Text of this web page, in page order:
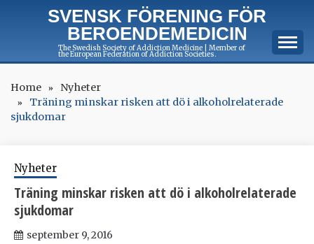
SVENSK FÖRENING FÖR
BEROENDEMEDICIN
The Swedish Society of Addiction Medicine | Member of
the European Federation of Addiction Societies.
Home
Nyheter
Träning minskar risken att dö i alkoholrelaterade
sjukdomar
Nyheter
Träning minskar risken att dö i alkoholrelaterade
sjukdomar
september 9, 2016